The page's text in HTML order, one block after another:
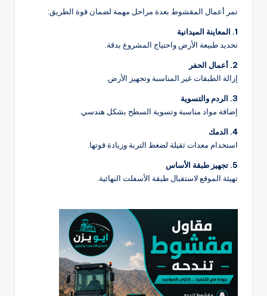
تمر أعمال المقشوط بعدة مراحل مهمة لضمان قوة الطريق:
1. المعاينة الميدانية
تحديد طبيعة الأرض واحتياج المشروع بدقة.
2. أعمال الحفر
إزالة الطبقات غير المناسبة وتجهيز الأرض.
3. الردم والتسوية
إضافة مواد مناسبة وتسوية السطح بشكل هندسي.
4. الدمك
استخدام معدات ثقيلة لضغط التربة وزيادة قوتها.
5. تجهيز طبقة الأساس
تهيئة الموقع لاستقبال طبقة الأسفلت النهائية.